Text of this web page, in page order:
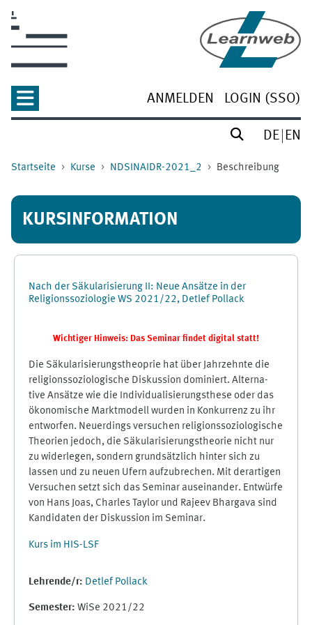
ANMELDEN LOGIN (SSO)
DE EN
Startseite Kurse NDSINAIDR-2021_2 Beschreibung
KURSINFORMATION
Nach der Säkularisierung II: Neue Ansätze in der
Religionssoziologie WS 2021/22, Detlef Pollack
Wichtiger Hinweis: Das Seminar findet digital statt!
Die Säkularisierungstheoprie hat über Jahrzehnte die
religionssoziologische Diskussion dominiert. Alterna-
tive Ansätze wie die Individualisierungsthese oder das
ökonomische Marktmodell wurden in Konkurrenz zu ihr
entworfen. Neuerdings versuchen religionssoziologische
Theorien jedoch, die Säkularisierungstheorie nicht nur
zu widerlegen, sondern grundsätzlich hinter sich zu
lassen und zu neuen Ufern aufzubrechen. Mit derartigen
Versuchen setzt sich das Seminar auseinander. Entwürfe
von Hans Joas, Charles Taylor und Rajeev Bhargava sind
Kandidaten der Diskussion im Seminar.
Kurs im HIS-LSF
Lehrende/r: Detlef Pollack
Semester: WiSe 2021/22